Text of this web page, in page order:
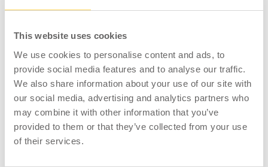
This website uses cookies
We use cookies to personalise content and ads, to
provide social media features and to analyse our traffic.
We also share information about your use of our site with
our social media, advertising and analytics partners who
may combine it with other information that you’ve
provided to them or that they’ve collected from your use
of their services.
TILLBEHÖR